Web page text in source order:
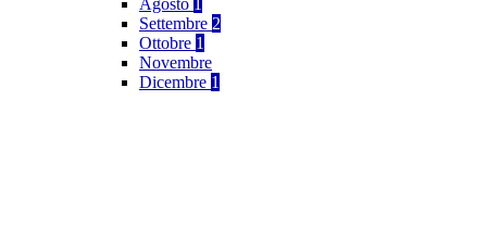
Agosto 1
Settembre 2
Ottobre 1
Novembre
Dicembre 1